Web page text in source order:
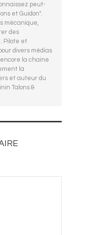
peut-
et Guidon".
mécanique,
des
Pilote et
divers médias
encore la chaine
la
et auteur du
Talons &